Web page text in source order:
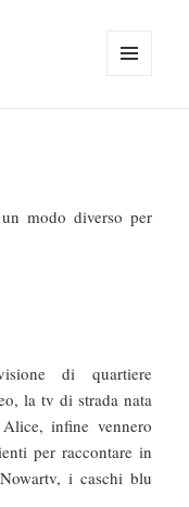
modo diverso per
di quartiere
la tv di strada nata
infine vennero
per raccontare in
i caschi blu